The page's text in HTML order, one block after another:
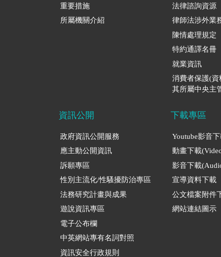
重要措施
所屬機關介紹
法律諮詢資源
律師法涉外業
陳情處理規定
特約通譯名冊
就業資訊
消費者保護(資
其所屬中央主
資訊公開
政府資訊公開服務
應主動公開資訊
訴願專區
性別主流化/性騷擾防治專區
法務研究計畫與成果
遊說資訊專區
電子公布欄
中英網站專有名詞對照
資訊安全行政規則
下載專區
Youtube影音
動畫下載
影音下載
宣導資料下載
公文檔案附件
網站連結圖示